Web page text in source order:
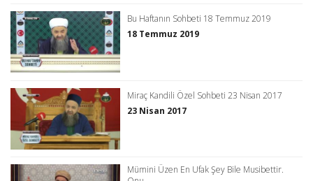
Bu Haftanın Sohbeti 18 Temmuz 2019
18 Temmuz 2019
Miraç Kandili Özel Sohbeti 23 Nisan 2017
23 Nisan 2017
Mümini Üzen En Ufak Şey Bile Musibettir.